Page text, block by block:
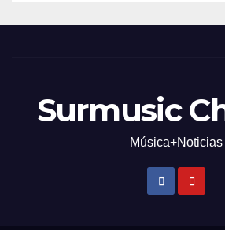
Surmusic
Música+Noticias